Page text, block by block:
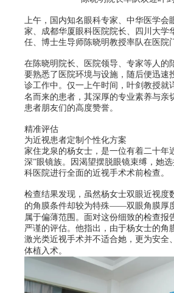
上午，国内知名眼科专家、中华医学会
家、成都华厦眼科医院院长、四川大学
任、博士生导师陈晓明教授率队在医院
在陈晓明院长、医院领导、专家等人的
要熟悉了医院环境与设施，随后便迅速
诊工作中。仅一上午时间，叶剑教授就
名而来的患者，其深厚的专业素养与亲
患者朋友们的高度赞誉。
精准评估
为近视患者定制个性化方案
家住龙泉的杨女士，是一位有着二十年
深”眼镜族。因渴望摆脱眼镜束缚，她
科医院进行全面的近视手术术前检查。
检查结果发现，虽然杨女士双眼近视度
的角膜条件却较为特殊——双眼角膜厚
属于偏薄范围。面对这份细致的检查报
严谨的评估。他指出，由于杨女士的角
激光类近视手术并不适合她，更为安全
体植入术。